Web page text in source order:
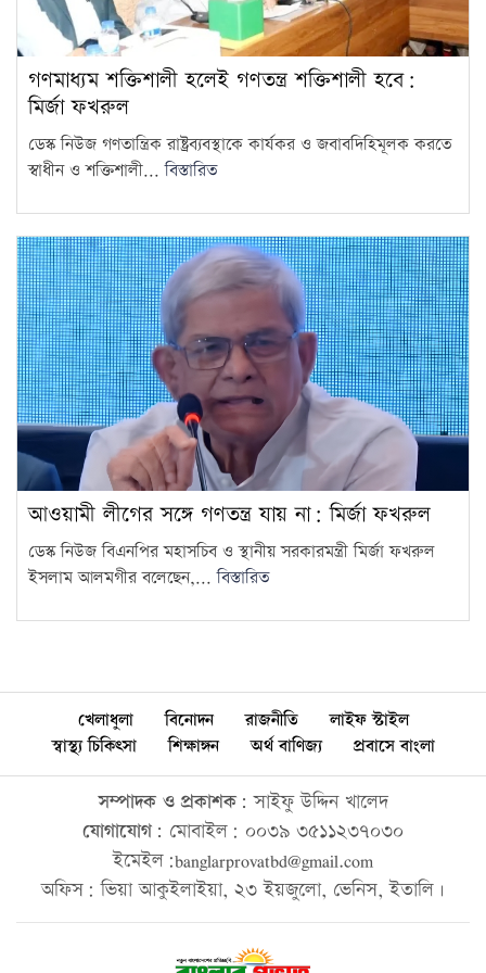
গণমাধ্যম শক্তিশালী হলেই গণতন্ত্র শক্তিশালী হবে:
মির্জা ফখরুল
ডেস্ক নিউজ গণতান্ত্রিক রাষ্ট্রব্যবস্থাকে কার্যকর ও জবাবদিহিমূলক করতে
স্বাধীন ও শক্তিশালী...বিস্তারিত
আওয়ামী লীগের সঙ্গে গণতন্ত্র যায় না: মির্জা ফখরুল
ডেস্ক নিউজ বিএনপির মহাসচিব ও স্থানীয় সরকারমন্ত্রী মির্জা ফখরুল
ইসলাম আলমগীর বলেছেন,...বিস্তারিত
খেলাধুলা বিনোদন রাজনীতি
লাইফ স্টাইল
স্বাস্থ্য চিকিৎসা
শিক্ষাঙ্গন অর্থ বাণিজ্য প্রবাসে বাংলা
সম্পাদক ও প্রকাশক: সাইফু উদ্দিন খালেদ
যোগাযোগ: মোবাইল: ০০৩৯ ৩৫১১২৩৭০৩০
ইমেইল:banglarprovatbd@gmail.com
অফিস: ভিয়া আকুইলাইয়া, ২৩ ইয়জুলো, ভেনিস, ইতালি।